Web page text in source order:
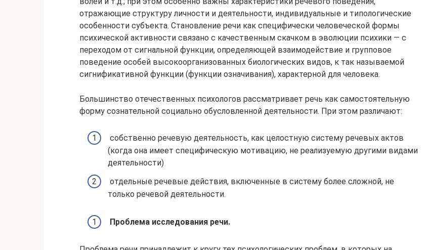
отражающие структуру личности и деятельности, индивидуальные и типологические
особенности субъекта. Становление речи как специфически человеческой формы
психической активности связано с качественным скачком в эволюции психики — с
переходом от сигнальной функции, определяющей взаимодействие и групповое
поведение особей высокоорганизованных биологических видов, к так называемой
сигнификативной функции (функции означивания), характерной для человека.
Большинство отечественных психологов рассматривает речь как самостоятельную
форму сознательной социально обусловленной деятельности. При этом различают:
собственно речевую деятельность, как целостную систему речевых актов
(когда она имеет специфическую мотивацию, не реализуемую другими видами
деятельности)
отдельные речевые действия, включенные в систему более сложной, не
только речевой деятельности.
Проблема исследования речи.